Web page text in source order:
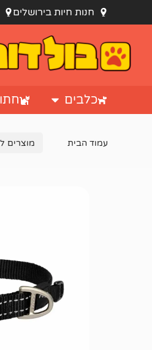
חנות חיות בירושלים
כלבים
עמוד הבית מוצרים